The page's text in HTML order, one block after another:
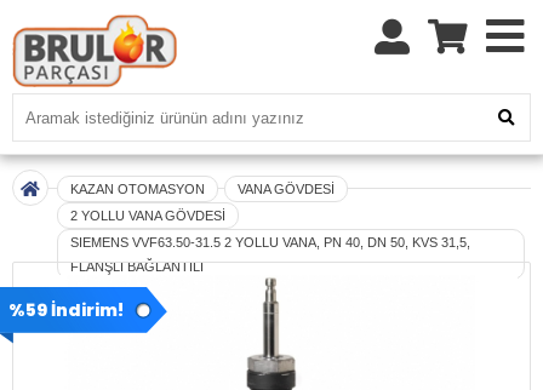
KAZAN OTOMASYON
VANA GÖVDESİ
2 YOLLU VANA GÖVDESİ
SIEMENS VVF63.50-31.5 2 YOLLU VANA, PN 40, DN 50, KVS 31,5,
FLANŞLI BAĞLANTILI
%59 İndirim!